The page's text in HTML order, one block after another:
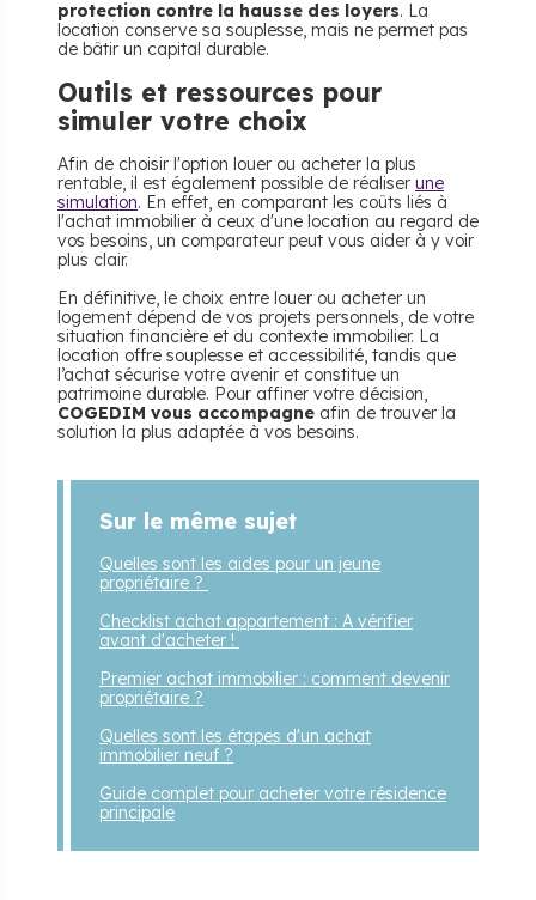
protection contre la hausse des loyers. La
location conserve sa souplesse, mais ne permet pas
de bâtir un capital durable.
Outils et ressources pour
simuler votre choix
Afin de choisir l'option louer ou acheter la plus
rentable, il est également possible de réaliser une
simulation. En effet, en comparant les coûts liés à
l'achat immobilier à ceux d'une location au regard de
vos besoins, un comparateur peut vous aider à y voir
plus clair.
En définitive, le choix entre louer ou acheter un
logement dépend de vos projets personnels, de votre
situation financière et du contexte immobilier. La
location offre souplesse et accessibilité, tandis que
l’achat sécurise votre avenir et constitue un
patrimoine durable. Pour affiner votre décision,
COGEDIM vous accompagne afin de trouver la
solution la plus adaptée à vos besoins.
Sur le même sujet
Quelles sont les aides pour un jeune
propriétaire ?
Checklist achat appartement : A vérifier
avant d'acheter !
Premier achat immobilier : comment devenir
propriétaire ?
Quelles sont les étapes d'un achat
immobilier neuf ?
Guide complet pour acheter votre résidence
principale